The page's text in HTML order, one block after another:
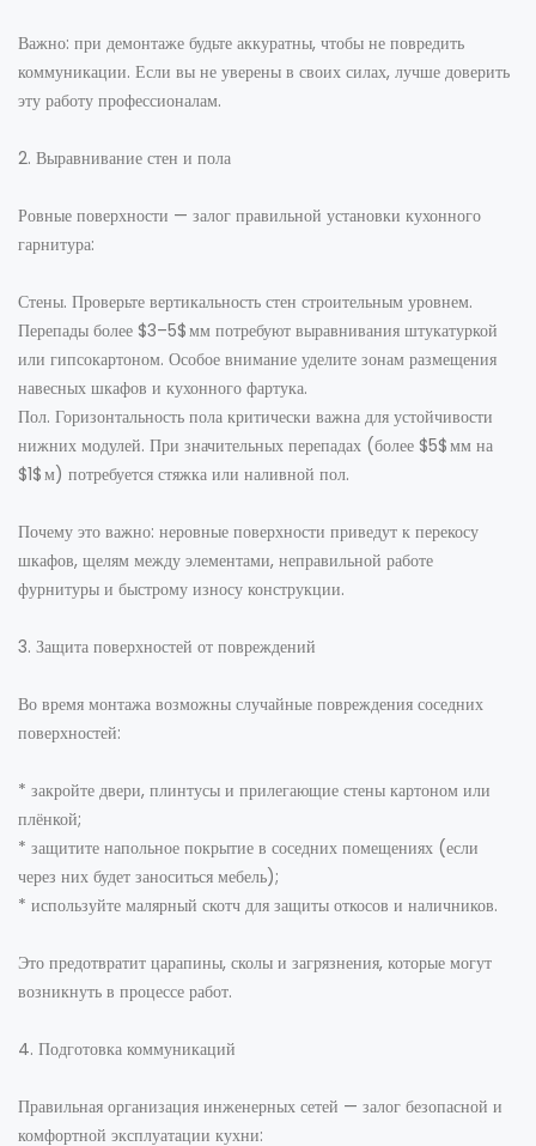
Важно: при демонтаже будьте аккуратны, чтобы не повредить
коммуникации. Если вы не уверены в своих силах, лучше доверить
эту работу профессионалам.
2. Выравнивание стен и пола
Ровные поверхности — залог правильной установки кухонного
гарнитура:
Стены. Проверьте вертикальность стен строительным уровнем.
Перепады более $3–5$ мм потребуют выравнивания штукатуркой
или гипсокартоном. Особое внимание уделите зонам размещения
навесных шкафов и кухонного фартука.
Пол. Горизонтальность пола критически важна для устойчивости
нижних модулей. При значительных перепадах (более $5$ мм на
$1$ м) потребуется стяжка или наливной пол.
Почему это важно: неровные поверхности приведут к перекосу
шкафов, щелям между элементами, неправильной работе
фурнитуры и быстрому износу конструкции.
3. Защита поверхностей от повреждений
Во время монтажа возможны случайные повреждения соседних
поверхностей:
* закройте двери, плинтусы и прилегающие стены картоном или
плёнкой;
* защитите напольное покрытие в соседних помещениях (если
через них будет заноситься мебель);
* используйте малярный скотч для защиты откосов и наличников.
Это предотвратит царапины, сколы и загрязнения, которые могут
возникнуть в процессе работ.
4. Подготовка коммуникаций
Правильная организация инженерных сетей — залог безопасной и
комфортной эксплуатации кухни: